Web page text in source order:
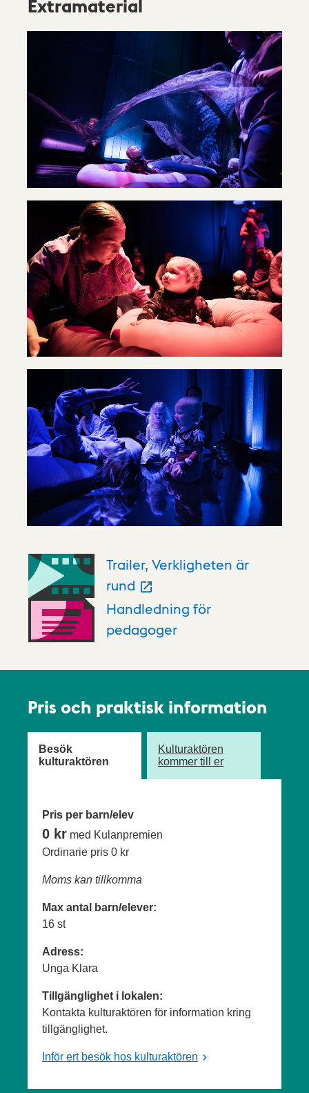
Extramaterial
Trailer, Verkligheten är
rund
Handledning för
pedagoger
Pris och praktisk information
Besök
kulturaktören
Kulturaktören
kommer till er
Pris per barn/elev
0 kr med Kulanpremien
Ordinarie pris 0 kr
Moms kan tillkomma
Max antal barn/elever:
16 st
Adress:
Unga Klara
Tillgänglighet i lokalen:
Kontakta kulturaktören för information kring
tillgänglighet.
Inför ert besök hos kulturaktören